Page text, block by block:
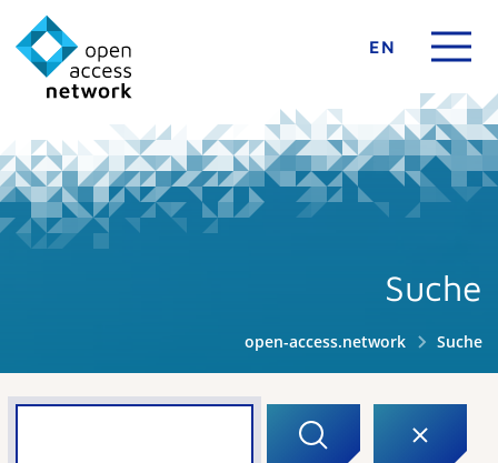
EN
Suche
open-access.network Suche